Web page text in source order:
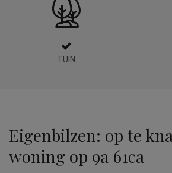
TUIN
Eigenbilzen: op te
woning op 9a 61ca